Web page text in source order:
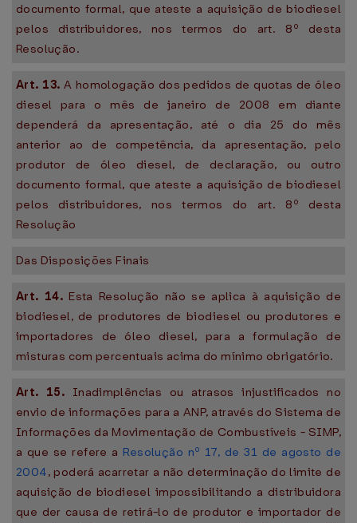
documento formal, que ateste a aquisição de biodiesel
pelos distribuidores, nos termos do art. 8º desta
Resolução.
Art. 13. A homologação dos pedidos de quotas de óleo
diesel para o mês de janeiro de 2008 em diante
dependerá da apresentação, até o dia 25 do mês
anterior ao de competência, da apresentação, pelo
produtor de óleo diesel, de declaração, ou outro
documento formal, que ateste a aquisição de biodiesel
pelos distribuidores, nos termos do art. 8º desta
Resolução
Das Disposições Finais
Art. 14. Esta Resolução não se aplica à aquisição de
biodiesel, de produtores de biodiesel ou produtores e
importadores de óleo diesel, para a formulação de
misturas com percentuais acima do mínimo obrigatório.
Art. 15. Inadimplências ou atrasos injustificados no
envio de informações para a ANP, através do Sistema de
Informações da Movimentação de Combustíveis - SIMP,
a que se refere a Resolução nº 17, de 31 de agosto de
2004, poderá acarretar a não determinação do limite de
aquisição de biodiesel impossibilitando a distribuidora
que der causa de retirá-lo de produtor e importador de